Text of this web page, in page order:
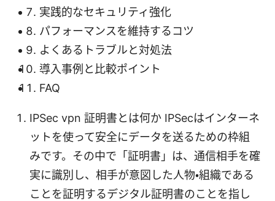
実践的なセキュリティ強化
パフォーマンスを維持するコツ
よくあるトラブルと対処法
導入事例と比較ポイント
FAQ
IPSec vpn 証明書とは何か IPSecはインターネ
ットを使って安全にデータを送るための枠組
みです。その中で「証明書」は、通信相手を確
実に識別し、相手が意図した人物・組織である
ことを証明するデジタル証明書のことを指し